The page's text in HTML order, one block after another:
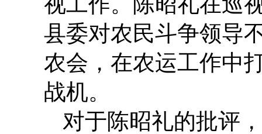
县委对农民斗争领导
农会，在农运工作中
战机。
对于陈昭礼的批评